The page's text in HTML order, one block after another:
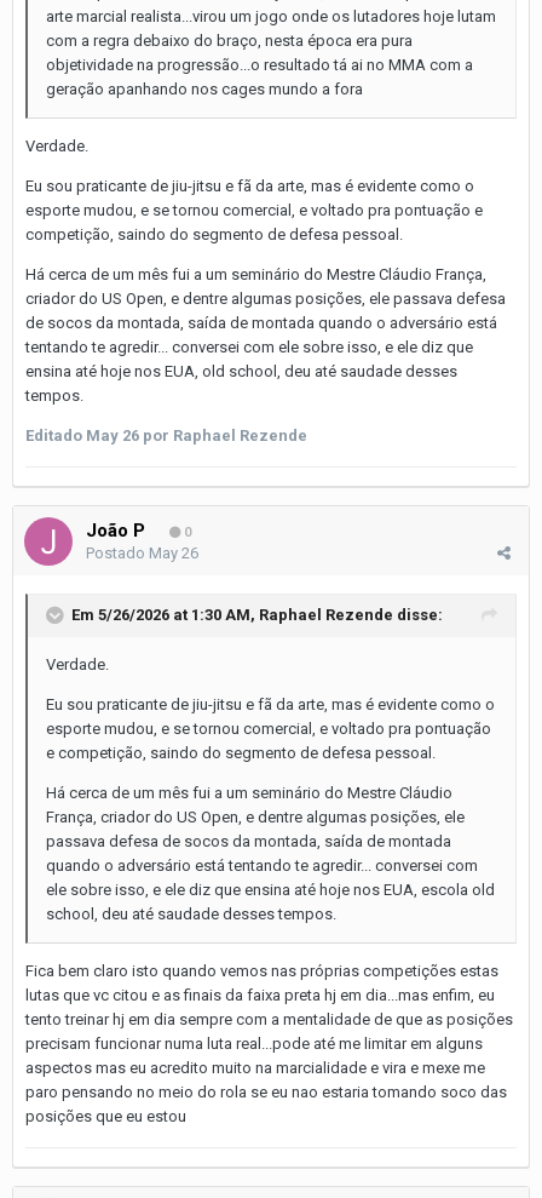
arte marcial realista...virou um jogo onde os lutadores hoje lutam
com a regra debaixo do braço, nesta época era pura
objetividade na progressão...o resultado tá ai no MMA com a
geração apanhando nos cages mundo a fora
Verdade.
Eu sou praticante de jiu-jitsu e fã da arte, mas é evidente como o
esporte mudou, e se tornou comercial, e voltado pra pontuação e
competição, saindo do segmento de defesa pessoal.
Há cerca de um mês fui a um seminário do Mestre Cláudio França,
criador do US Open, e dentre algumas posições, ele passava defesa
de socos da montada, saída de montada quando o adversário está
tentando te agredir... conversei com ele sobre isso, e ele diz que
ensina até hoje nos EUA, old school, deu até saudade desses
tempos.
Editado May 26 por Raphael Rezende
João P 0
Postado May 26
Em 5/26/2026 at 1:30 AM, Raphael Rezende disse:
Verdade.
Eu sou praticante de jiu-jitsu e fã da arte, mas é evidente como o
esporte mudou, e se tornou comercial, e voltado pra pontuação
e competição, saindo do segmento de defesa pessoal.
Há cerca de um mês fui a um seminário do Mestre Cláudio
França, criador do US Open, e dentre algumas posições, ele
passava defesa de socos da montada, saída de montada
quando o adversário está tentando te agredir... conversei com
ele sobre isso, e ele diz que ensina até hoje nos EUA, escola old
school, deu até saudade desses tempos.
Fica bem claro isto quando vemos nas próprias competições estas
lutas que vc citou e as finais da faixa preta hj em dia...mas enfim, eu
tento treinar hj em dia sempre com a mentalidade de que as posições
precisam funcionar numa luta real...pode até me limitar em alguns
aspectos mas eu acredito muito na marcialidade e vira e mexe me
paro pensando no meio do rola se eu nao estaria tomando soco das
posições que eu estou